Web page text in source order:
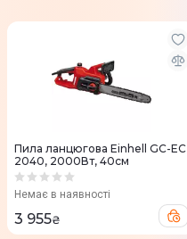
Пила ланцюгова Einhell GC-EC
2040, 2000Вт, 40см
Немає в наявності
3 955₴